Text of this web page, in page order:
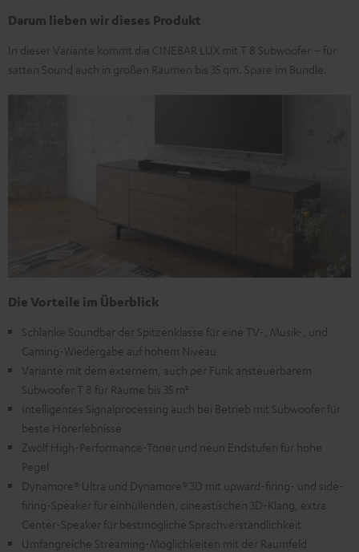
Darum lieben wir dieses Produkt
In dieser Variante kommt die CINEBAR LUX mit T 8 Subwoofer – für
satten Sound auch in großen Räumen bis 35 qm. Spare im Bundle.
Die Vorteile im Überblick
Schlanke Soundbar der Spitzenklasse für eine TV-, Musik-, und
Gaming-Wiedergabe auf hohem Niveau
Variante mit dem externem, auch per Funk ansteuerbarem
Subwoofer T 8 für Räume bis 35 m²
Intelligentes Signalprocessing auch bei Betrieb mit Subwoofer für
beste Hörerlebnisse
Zwölf High-Performance-Töner und neun Endstufen für hohe
Pegel
Dynamore® Ultra und Dynamore® 3D mit upward-firing- und side-
firing-Speaker für einhüllenden, cineastischen 3D-Klang, extra
Center-Speaker für bestmögliche Sprachverständlichkeit
Umfangreiche Streaming-Möglichkeiten mit der Raumfeld